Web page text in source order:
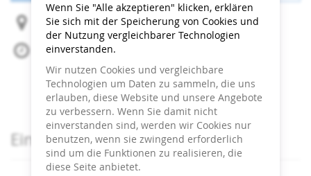
Heidi Horten Collection
Fr, 10. Juli 2026
Beginn:
13:00 Uhr
Ende:13:30Uhr
Zum Kalender hinzufügen
Produkte
Eintrittskarten
Wenn Sie "Alle akzeptieren" klicken, erklären
Sie sich mit der Speicherung von Cookies und
der Nutzung vergleichbarer Technologien
einverstanden.
Wir nutzen Cookies und vergleichbare
Technologien um Daten zu sammeln, die uns
erlauben, diese Website und unsere Angebote
zu verbessern. Wenn Sie damit nicht
einverstanden sind, werden wir Cookies nur
benutzen, wenn sie zwingend erforderlich
sind um die Funktionen zu realisieren, die
diese Seite anbietet.